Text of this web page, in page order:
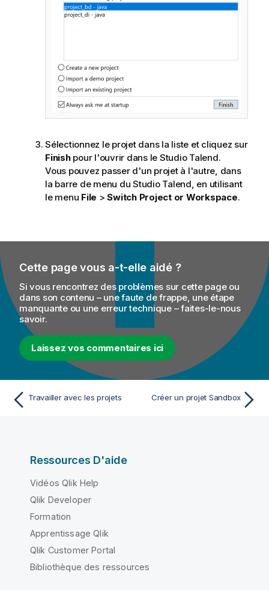
Sélectionnez le projet dans la liste et cliquez sur
Finishpour l'ouvrir dans le Studio Talend.
Vous pouvez passer d'un projet à l'autre, dans
la barre de menu du Studio Talend, en utilisant
le menu File >Switch Project or Workspace.
Cette page vous a-t-elle aidé ?
Si vous rencontrez des problèmes sur cette page ou
dans son contenu – une faute de frappe, une étape
manquante ou une erreur technique – faites-le-nous
savoir.
Laissez vos commentaires ici
Travailler avec les projets Créer un projet Sandbox
Ressources D'aide
Vidéos Qlik Help
Qlik Developer
Formation
Apprentissage Qlik
Qlik Customer Portal
Bibliothèque des ressources